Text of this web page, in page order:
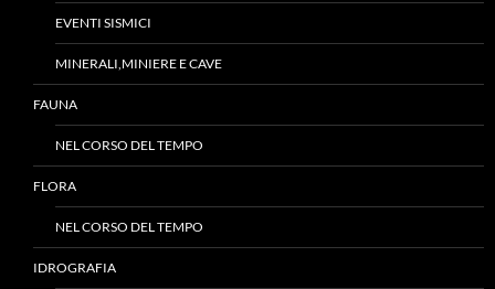
EVENTI SISMICI
MINERALI,MINIERE E CAVE
FAUNA
NEL CORSO DEL TEMPO
FLORA
NEL CORSO DEL TEMPO
IDROGRAFIA